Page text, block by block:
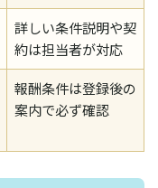
詳しい条件説明や契
約は担当者が対応
報酬条件は登録後の
案内で必ず確認